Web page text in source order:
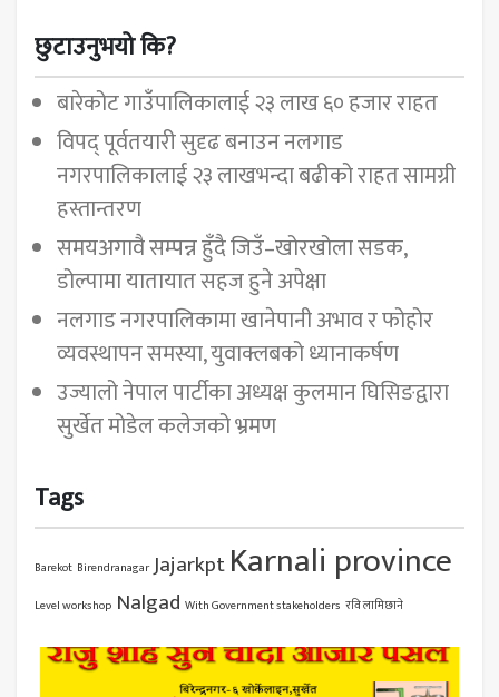
छुटाउनुभयो कि?
बारेकोट गाउँपालिकालाई २३ लाख ६० हजार राहत
विपद् पूर्वतयारी सुदृढ बनाउन नलगाड
नगरपालिकालाई २३ लाखभन्दा बढीको राहत सामग्री
हस्तान्तरण
समयअगावै सम्पन्न हुँदै जिउँ–खोरखोला सडक,
डोल्पामा यातायात सहज हुने अपेक्षा
नलगाड नगरपालिकामा खानेपानी अभाव र फोहोर
व्यवस्थापन समस्या, युवाक्लबको ध्यानाकर्षण
उज्यालो नेपाल पार्टीका अध्यक्ष कुलमान घिसिङद्वारा
सुर्खेत मोडेल कलेजको भ्रमण
Tags
Barekot Birendranagar JajarkptKarnali province
Level workshop Nalgad With Government stakeholders रवि लामिछाने